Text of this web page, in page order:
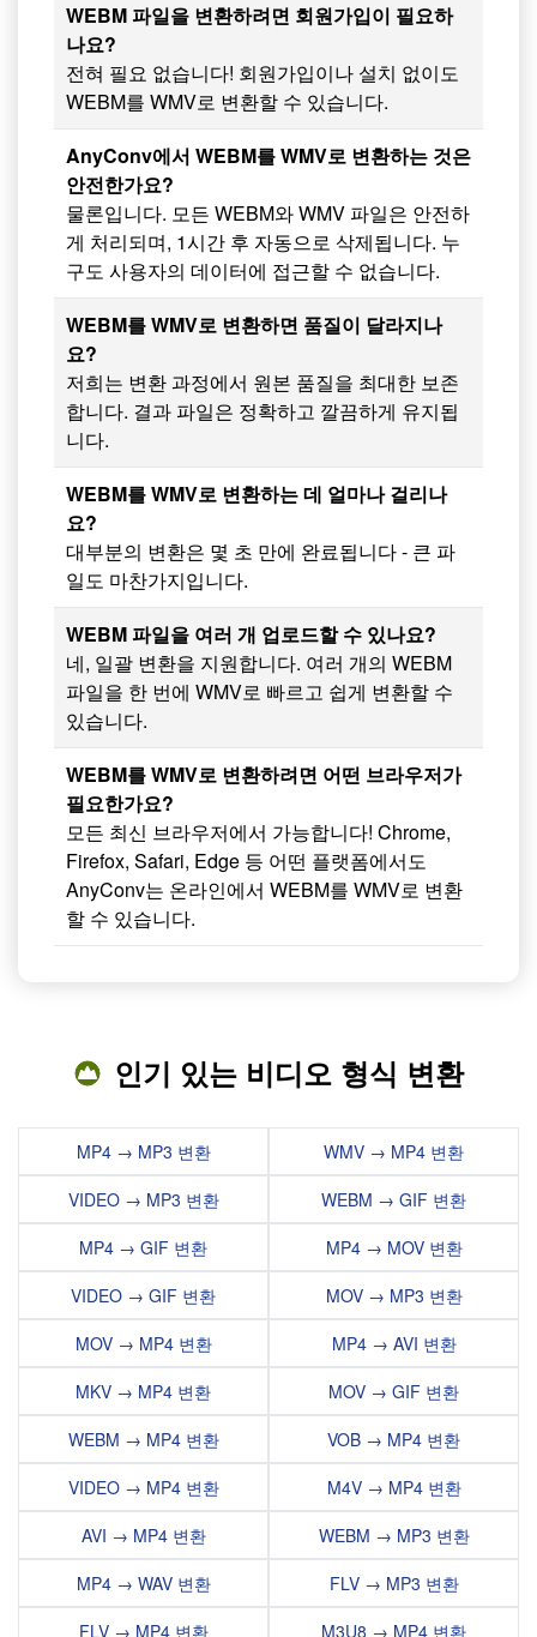
WEBM 파일을 변환하려면 회원가입이 필요하
나요?
전혀 필요 없습니다! 회원가입이나 설치 없이도
WEBM를 WMV로 변환할 수 있습니다.
AnyConv에서 WEBM를 WMV로 변환하는 것은
안전한가요?
물론입니다. 모든 WEBM와 WMV 파일은 안전하
게 처리되며, 1시간 후 자동으로 삭제됩니다. 누
구도 사용자의 데이터에 접근할 수 없습니다.
WEBM를 WMV로 변환하면 품질이 달라지나
요?
저희는 변환 과정에서 원본 품질을 최대한 보존
합니다. 결과 파일은 정확하고 깔끔하게 유지됩
니다.
WEBM를 WMV로 변환하는 데 얼마나 걸리나
요?
대부분의 변환은 몇 초 만에 완료됩니다 - 큰 파
일도 마찬가지입니다.
WEBM 파일을 여러 개 업로드할 수 있나요?
네, 일괄 변환을 지원합니다. 여러 개의 WEBM
파일을 한 번에 WMV로 빠르고 쉽게 변환할 수
있습니다.
WEBM를 WMV로 변환하려면 어떤 브라우저가
필요한가요?
모든 최신 브라우저에서 가능합니다! Chrome,
Firefox, Safari, Edge 등 어떤 플랫폼에서도
AnyConv는 온라인에서 WEBM를 WMV로 변환
할 수 있습니다.
인기 있는 비디오 형식 변환
MP4 → MP3 변환
VIDEO → MP3 변환
MP4 → GIF 변환
VIDEO → GIF 변환
MOV → MP4 변환
MKV → MP4 변환
WEBM → MP4 변환
VIDEO → MP4 변환
AVI → MP4 변환
MP4 → WAV 변환
FLV → MP4 변환
WMV → MP4 변환
WEBM → GIF 변환
MP4 → MOV 변환
MOV → MP3 변환
MP4 → AVI 변환
MOV → GIF 변환
VOB → MP4 변환
M4V → MP4 변환
WEBM → MP3 변환
FLV → MP3 변환
M3U8 → MP4 변환